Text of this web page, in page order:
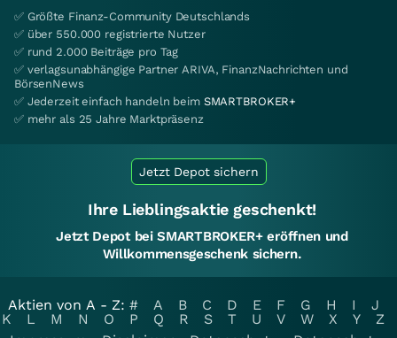
✅ Größte Finanz-Community Deutschlands
✅ über 550.000 registrierte Nutzer
✅ rund 2.000 Beiträge pro Tag
✅ verlagsunabhängige Partner ARIVA, FinanzNachrichten und
BörsenNews
✅ Jederzeit einfach handeln beim SMARTBROKER+
✅ mehr als 25 Jahre Marktpräsenz
Jetzt Depot sichern
Ihre Lieblingsaktie geschenkt!
Jetzt Depot bei SMARTBROKER+ eröffnen und
Willkommensgeschenk sichern.
Aktien von A - Z: # A B C D E F G H I
J
K
L M N O P Q R S T U V W X Y
Z